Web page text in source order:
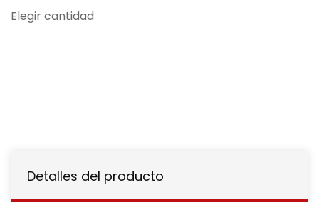
Elegir cantidad
Detalles del producto